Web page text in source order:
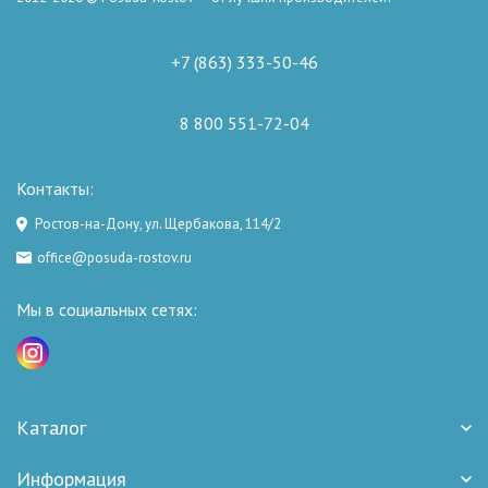
+7 (863) 333-50-46
8 800 551-72-04
Контакты:
Ростов-на-Дону, ул. Щербакова, 114/2
office@posuda-rostov.ru
Мы в социальных сетях:
Каталог
Информация